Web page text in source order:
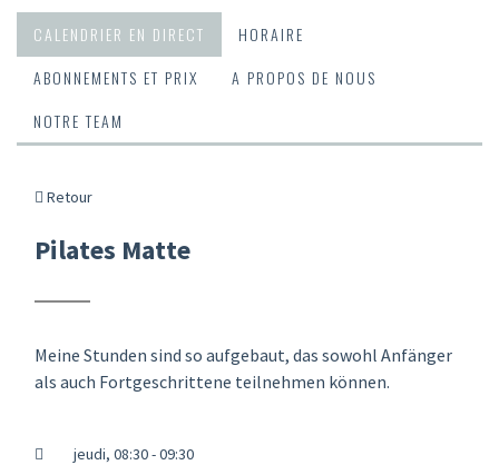
CALENDRIER EN DIRECT
HORAIRE
ABONNEMENTS ET PRIX
A PROPOS DE NOUS
NOTRE TEAM
Retour
Pilates Matte
Meine Stunden sind so aufgebaut, das sowohl Anfänger
als auch Fortgeschrittene teilnehmen können.
jeudi, 08:30 - 09:30